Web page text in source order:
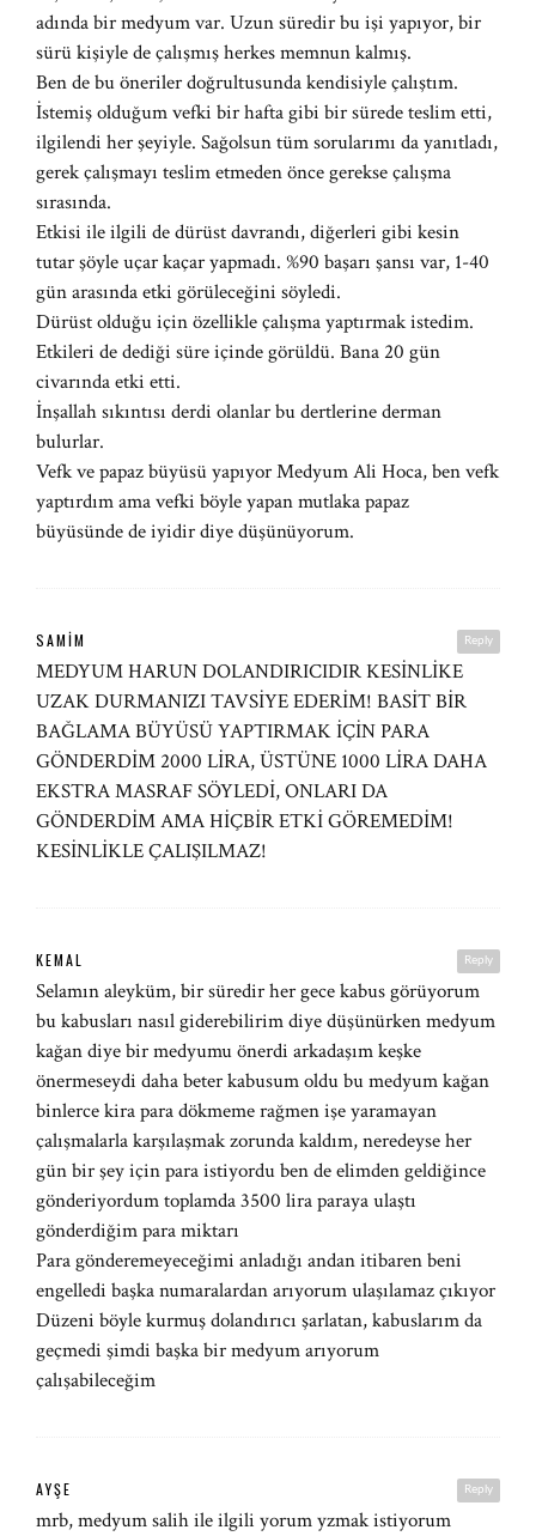
adında bir medyum var. Uzun süredir bu işi yapıyor, bir
sürü kişiyle de çalışmış herkes memnun kalmış.
Ben de bu öneriler doğrultusunda kendisiyle çalıştım.
İstemiş olduğum vefki bir hafta gibi bir sürede teslim etti,
ilgilendi her şeyiyle. Sağolsun tüm sorularımı da yanıtladı,
gerek çalışmayı teslim etmeden önce gerekse çalışma
sırasında.
Etkisi ile ilgili de dürüst davrandı, diğerleri gibi kesin
tutar şöyle uçar kaçar yapmadı. %90 başarı şansı var, 1-40
gün arasında etki görüleceğini söyledi.
Dürüst olduğu için özellikle çalışma yaptırmak istedim.
Etkileri de dediği süre içinde görüldü. Bana 20 gün
civarında etki etti.
İnşallah sıkıntısı derdi olanlar bu dertlerine derman
bulurlar.
Vefk ve papaz büyüsü yapıyor Medyum Ali Hoca, ben vefk
yaptırdım ama vefki böyle yapan mutlaka papaz
büyüsünde de iyidir diye düşünüyorum.
Reply
SAMIM
MEDYUM HARUN DOLANDIRICIDIR KESİNLİKE
UZAK DURMANIZI TAVSİYE EDERİM! BASİT BİR
BAĞLAMA BÜYÜSÜ YAPTIRMAK İÇİN PARA
GÖNDERDİM 2000 LİRA, ÜSTÜNE 1000 LİRA DAHA
EKSTRA MASRAF SÖYLEDİ, ONLARI DA
GÖNDERDİM AMA HİÇBİR ETKİ GÖREMEDİM!
KESİNLİKLE ÇALIŞILMAZ!
Reply
KEMAL
Selamın aleyküm, bir süredir her gece kabus görüyorum
bu kabusları nasıl giderebilirim diye düşünürken medyum
kağan diye bir medyumu önerdi arkadaşım keşke
önermeseydi daha beter kabusum oldu bu medyum kağan
binlerce kira para dökmeme rağmen işe yaramayan
çalışmalarla karşılaşmak zorunda kaldım, neredeyse her
gün bir şey için para istiyordu ben de elimden geldiğince
gönderiyordum toplamda 3500 lira paraya ulaştı
gönderdiğim para miktarı
Para gönderemeyeceğimi anladığı andan itibaren beni
engelledi başka numaralardan arıyorum ulaşılamaz çıkıyor
Düzeni böyle kurmuş dolandırıcı şarlatan, kabuslarım da
geçmedi şimdi başka bir medyum arıyorum
çalışabileceğim
Reply
AYŞE
mrb, medyum salih ile ilgili yorum yzmak istiyorum